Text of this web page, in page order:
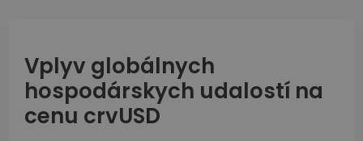
Vplyv globálnych
hospodárskych udalostí na
cenu crvUSD